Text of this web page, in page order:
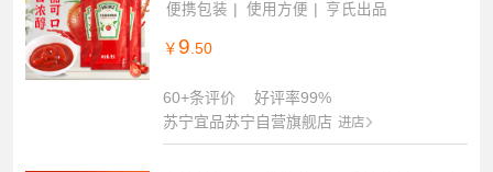
便携包装 使用方便 亨氏出品
￥ 9.50
60+条评价
好评率99%
苏宁宜品苏宁自营旗舰店 进店